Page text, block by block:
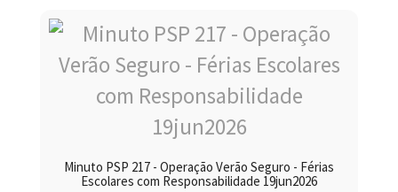
Minuto PSP 217 - Operação Verão Seguro - Férias
Escolares com Responsabilidade 19jun2026